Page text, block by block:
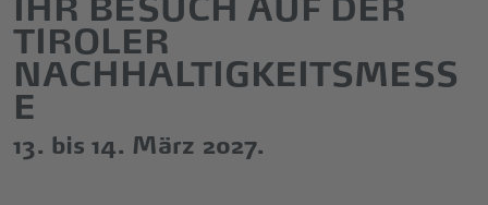
springen
springen
TIROLER
NACHHALTIGKEITSMESS
E
13. bis 14. März 2027.